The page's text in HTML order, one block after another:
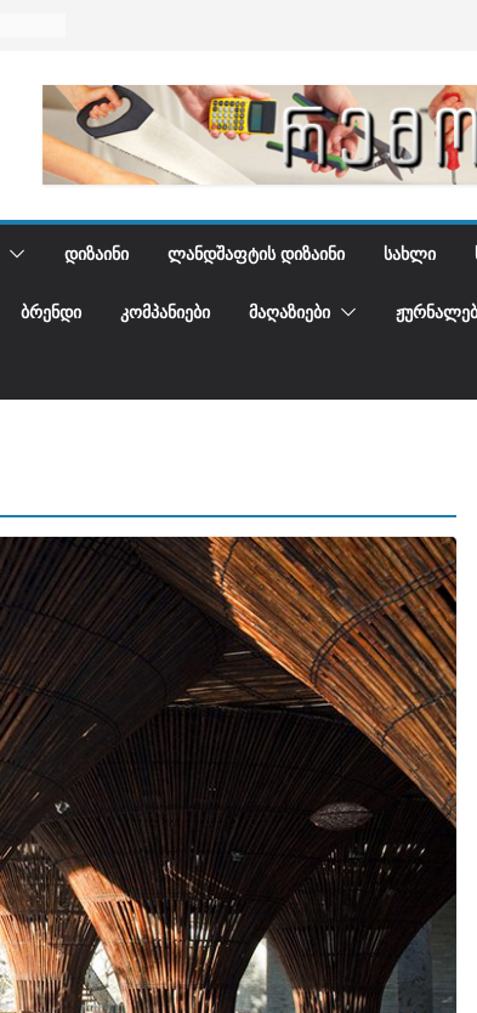
ᲓᲘᲖᲐᲘᲜᲘ ᲚᲐᲜᲓᲨᲐᲤᲢᲘᲡ ᲓᲘᲖᲐᲘᲜᲘ ᲡᲐᲮᲚᲘ
ᲑᲠᲔᲜᲓᲘ ᲙᲝᲛᲞᲐᲜᲘᲔᲑᲘ ᲛᲐᲦᲐᲖᲘᲔᲑᲘ